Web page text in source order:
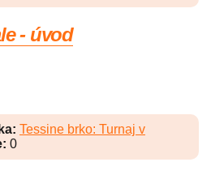
- úvod
Tessine brko: Turnaj v
0